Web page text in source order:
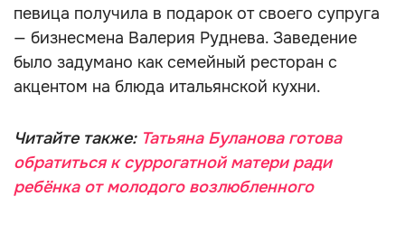
певица получила в подарок от своего супруга
— бизнесмена Валерия Руднева. Заведение
было задумано как семейный ресторан с
акцентом на блюда итальянской кухни.
Читайте также: Татьяна Буланова готова
обратиться к суррогатной матери ради
ребёнка от молодого возлюбленного